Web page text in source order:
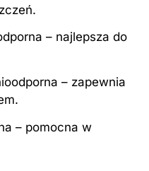
– najlepsza do
– zapewnia
– pomocna w